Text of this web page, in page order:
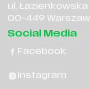
ul. Łazienkowska
00-449
Social Media
Facebook
Instagram